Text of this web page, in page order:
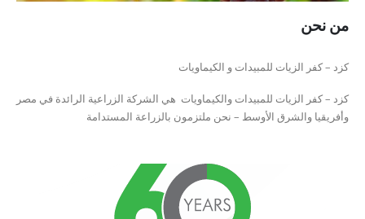
من نحن
كزد – كفر الزيات للمبيدات و الكيماويات
كزد – كفر الزيات للمبيدات والكيماويات هي الشركة الزراعية الرائدة في مصر
وأفريقيا والشرق الأوسط – نحن ملتزمون بالزراعة المستدامة